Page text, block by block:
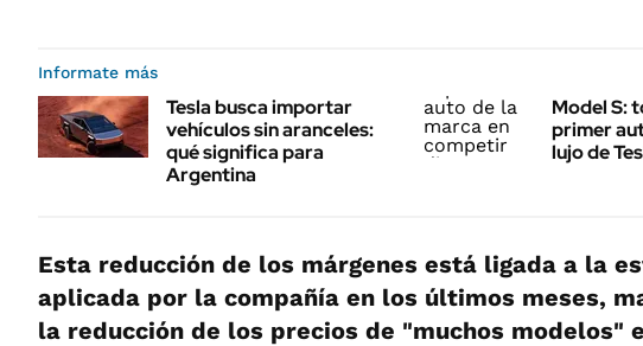
Informate más
Tesla busca importar
vehículos sin aranceles:
qué significa para
Argentina
Model S:
primer
lujo de
Esta reducción de los márgenes está ligada a la
aplicada por la compañía en los últimos meses,
la reducción de los precios de "muchos modelos"